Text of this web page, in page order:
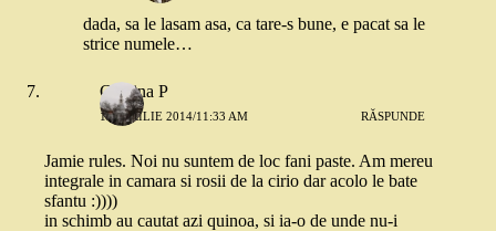
dada, sa le lasam asa, ca tare-s bune, e pacat sa le
strice numele…
Cristina P
11 APRILIE 2014/11:33 AM RĂSPUNDE
Jamie rules. Noi nu suntem de loc fani paste. Am mereu
integrale in camara si rosii de la cirio dar acolo le bate
sfantu :))))
in schimb au cautat azi quinoa, si ia-o de unde nu-i